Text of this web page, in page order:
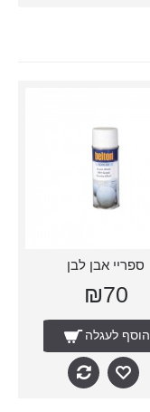
ספריי אבן לבן
₪70
הוסף לעגלה